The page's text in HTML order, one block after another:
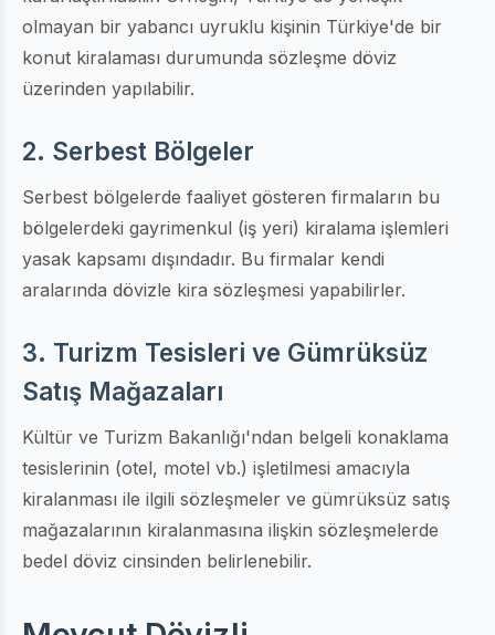
olmayan bir yabancı uyruklu kişinin Türkiye'de bir
konut kiralaması durumunda sözleşme döviz
üzerinden yapılabilir.
2. Serbest Bölgeler
Serbest bölgelerde faaliyet gösteren firmaların bu
bölgelerdeki gayrimenkul (iş yeri) kiralama işlemleri
yasak kapsamı dışındadır. Bu firmalar kendi
aralarında dövizle kira sözleşmesi yapabilirler.
3. Turizm Tesisleri ve Gümrüksüz
Satış Mağazaları
Kültür ve Turizm Bakanlığı'ndan belgeli konaklama
tesislerinin (otel, motel vb.) işletilmesi amacıyla
kiralanması ile ilgili sözleşmeler ve gümrüksüz satış
mağazalarının kiralanmasına ilişkin sözleşmelerde
bedel döviz cinsinden belirlenebilir.